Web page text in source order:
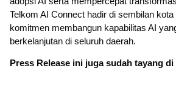
Telkom AI Connect hadir di sembilan
komitmen membangun kapabilitas AI
berkelanjutan di seluruh daerah.
Press Release ini juga sudah tayang di